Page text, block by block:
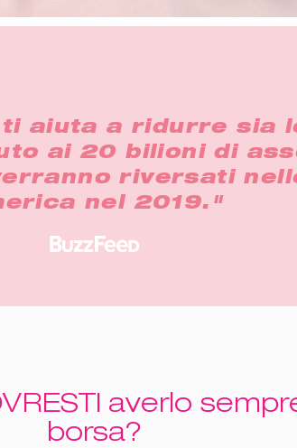
aiuta a ridurre sia
ai 20 bilioni di
riversati
nel 2019."
averlo
borsa?